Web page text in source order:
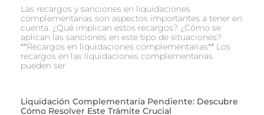
Las recargos y sanciones en liquidaciones
complementarias son aspectos importantes a tener en
cuenta. ¿Qué implican estos recargos? ¿Cómo se
aplican las sanciones en este tipo de situaciones?
**Recargos en liquidaciones complementarias** Los
recargos en las liquidaciones complementarias
pueden ser
Liquidación Complementaria Pendiente: Descubre
Cómo Resolver Este Trámite Crucial